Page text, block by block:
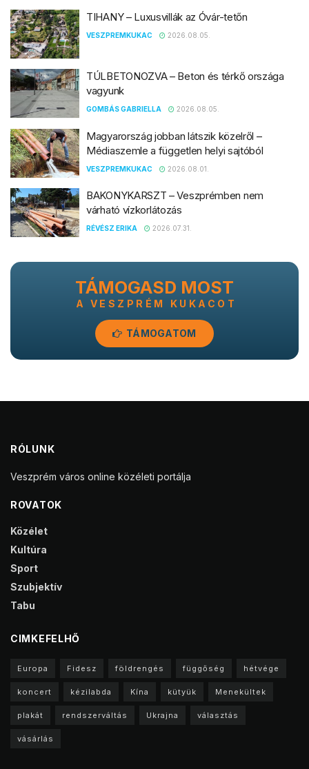
TIHANY – Luxusvillák az Óvár-tetőn
VESZPREMKUKAC 2026.08.05.
TÚLBETONOZVA – Beton és térkő országa
vagyunk
GOMBÁS GABRIELLA 2026.08.05.
Magyarország jobban látszik közelről –
Médiaszemle a független helyi sajtóból
VESZPREMKUKAC 2026.08.01.
BAKONYKARSZT – Veszprémben nem
várható vízkorlátozás
RÉVÉSZ ERIKA 2026.07.31.
TÁMOGASD MOST
A VESZPRÉM KUKACOT
TÁMOGATOM
RÓLUNK
Veszprém város online közéleti portálja
ROVATOK
Közélet
Kultúra
Sport
Szubjektív
Tabu
CIMKEFELHŐ
Europa Fidesz földrengés függőség hétvége
koncert kézilabda Kína kütyük Menekültek
plakát rendszerváltás Ukrajna választás
vásárlás